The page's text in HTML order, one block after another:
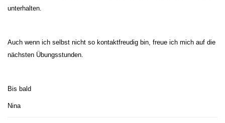
unterhalten.
Auch wenn ich selbst nicht so kontaktfreudig bin, freue ich mich auf die
nächsten Übungsstunden.
Bis bald
Nina